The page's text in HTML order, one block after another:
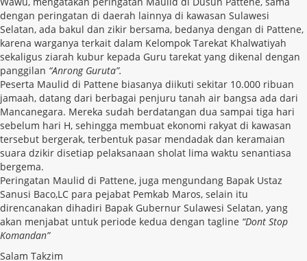
dengan peringatan di daerah lainnya di kawasan Sulawesi
Selatan, ada bakul dan zikir bersama, bedanya dengan di Pattene,
karena warganya terkait dalam Kelompok Tarekat Khalwatiyah
sekaligus ziarah kubur kepada Guru tarekat yang dikenal dengan
panggilan “Anrong Guruta”.
Peserta Maulid di Pattene biasanya diikuti sekitar 10.000 ribuan
jamaah, datang dari berbagai penjuru tanah air bangsa ada dari
Mancanegara. Mereka sudah berdatangan dua sampai tiga hari
sebelum hari H, sehingga membuat ekonomi rakyat di kawasan
tersebut bergerak, terbentuk pasar mendadak dan keramaian
suara dzikir disetiap pelaksanaan sholat lima waktu senantiasa
bergema.
Peringatan Maulid di Pattene, juga mengundang Bapak Ustaz
Sanusi Baco,LC para pejabat Pemkab Maros, selain itu
direncanakan dihadiri Bapak Gubernur Sulawesi Selatan, yang
akan menjabat untuk periode kedua dengan tagline “Dont Stop
Komandan”
Salam Takzim